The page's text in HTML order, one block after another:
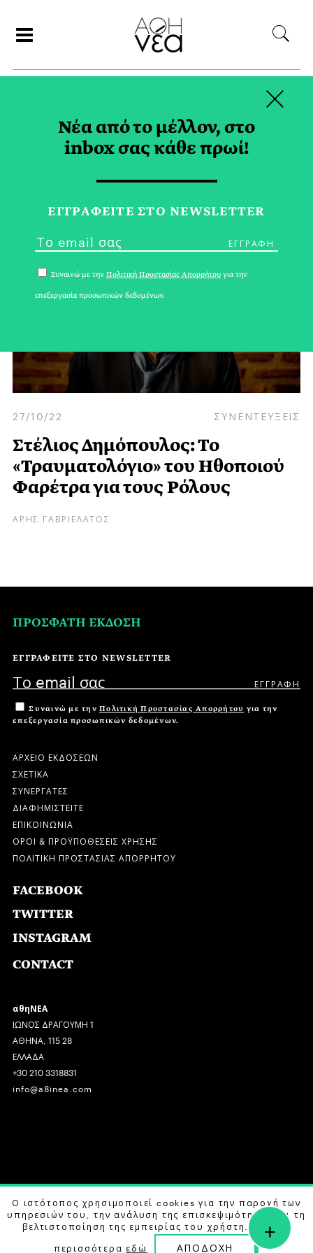
ΠΟΝΤΙΚΑΣ TAG
27/10/22 ΣΥΝΕΝΤΕΥΞΕΙΣ
Στέλιος Δημόπουλος: Το
«Τραυματολόγιο» του Ηθοποιού
Φαρέτρα για τους Ρόλους
ΑΡΗΣ ΓΑΒΡΙΕΛΑΤΟΣ
ΠΡΟΣΦΑΤΗ ΕΚΔΟΣΗ
ΕΓΓΡΑΦΕΙΤΕ ΣΤΟ NEWSLETTER
Συναινώ με την Πολιτική Προστασίας Απορρήτου για την
επεξεργασία προσωπικών δεδομένων.
ΑΡΧΕΙΟ ΕΚΔΟΣΕΩΝ
ΣΧΕΤΙΚΑ
ΣΥΝΕΡΓΑΤΕΣ
ΔΙΑΦΗΜΙΣΤΕΙΤΕ
ΕΠΙΚΟΙΝΩΝΙΑ
ΟΡΟΙ & ΠΡΟΫΠΟΘΕΣΕΙΣ ΧΡΗΣΗΣ
ΠΟΛΙΤΙΚΗ ΠΡΟΣΤΑΣΙΑΣ ΑΠΟΡΡΗΤΟΥ
FACEBOOK
TWITTER
INSTAGRAM
CONTACT
αθηΝΕΑ
ΙΩΝΟΣ ΔΡΑΓΟΥΜΗ 1
ΑΘΗΝΑ, 115 28
ΕΛΛΑΔΑ
+30 210 3318831
info@a8inea.com
COPYRIGHT © 2026 αθηΝΕΑ, ALL RIGHTS RESERVED.
DESIGN BY G DESIGN STUDIO. DEVELOPED BYB LABS
Ο ιστότοπος χρησιμοποιεί cookies για την παροχή των
υπηρεσιών του, την ανάλυση της επισκεψιμότητας και τη
βελτιστοποίηση της εμπειρίας του χρήστη. Μάθετε
περισσότεραεδώ ΑΠΟΔΟΧΗ
+
Νέα από το μέλλον, στο
inbox σας κάθε πρωί!
ΕΓΓPΑΦΕΙΤΕ ΣΤΟ NEWSLETTER
Συναινώ με την Πολιτική Προστασίας Απορρήτου για την
επεξεργασία προσωπικών δεδομένων.
×